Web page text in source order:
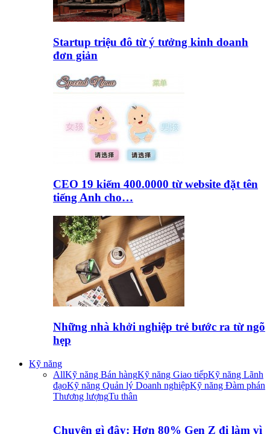
Startup triệu đô từ ý tưởng kinh doanh
đơn giản
CEO 19 kiếm 400.0000 từ website đặt tên
tiếng Anh cho…
Những nhà khởi nghiệp trẻ bước ra từ ngõ
hẹp
Kỹ năng
AllKỹ năng Bán hàngKỹ năng Giao tiếpKỹ năng Lãnh
đạoKỹ năng Quản lý Doanh nghiệpKỹ năng Đàm phán
Thương lượngTu thân
Chuyện gì đây: Hơn 80% Gen Z đi làm vì